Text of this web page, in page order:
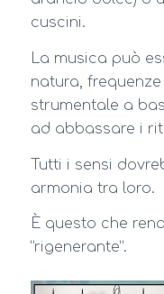
cuscini.
La musica può
natura,
strumentale a
ad abbassare i
Tutti i sensi
armonia tra loro.
È questo che
“rigenerante”.